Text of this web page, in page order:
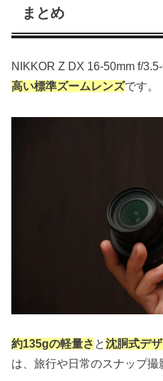
まとめ
NIKKOR Z DX 16-50mm f/3.5-
高い標準ズームレンズです。
約135gの軽量さ と沈胴式デ
は、旅行や日常のスナップ撮